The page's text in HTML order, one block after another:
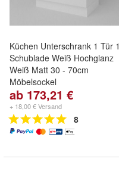
Küchen Unterschrank 1 Tür 1
Schublade Weiß Hochglanz
Weiß Matt 30 - 70cm
Möbelsockel
ab 173,21 €
+ 18,00 € Versand
8